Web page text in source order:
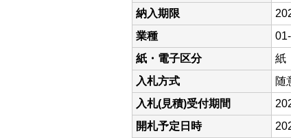
納入期限
業種
紙・電子区分
紙
入札方式
随
入札(見積)受付期間
開札予定日時